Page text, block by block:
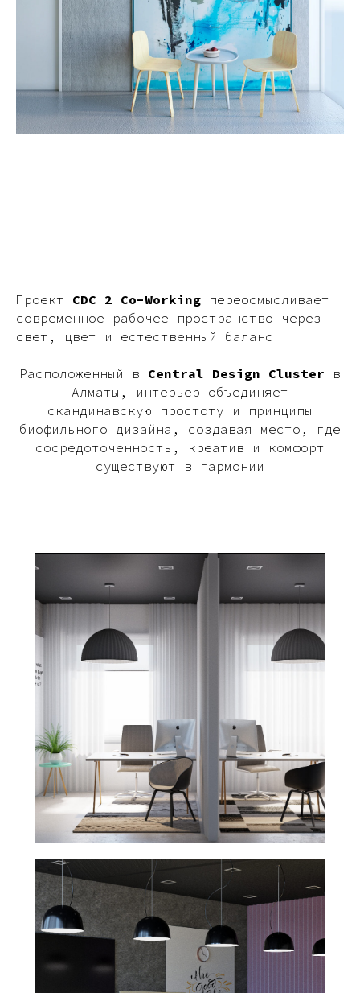
Проект CDC 2 Co-Working переосмысливает
современное рабочее пространство через
свет, цвет и естественный баланс
Расположенный в Central Design Cluster в
Алматы, интерьер объединяет
скандинавскую простоту и принципы
биофильного дизайна, создавая место, где
сосредоточенность, креатив и комфорт
существуют в гармонии